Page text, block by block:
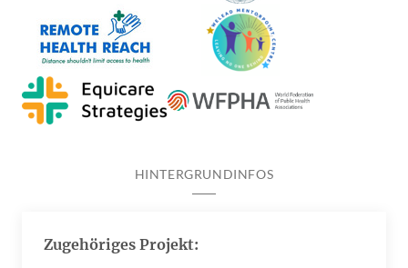
HINTERGRUNDINFOS
Zugehöriges Projekt: